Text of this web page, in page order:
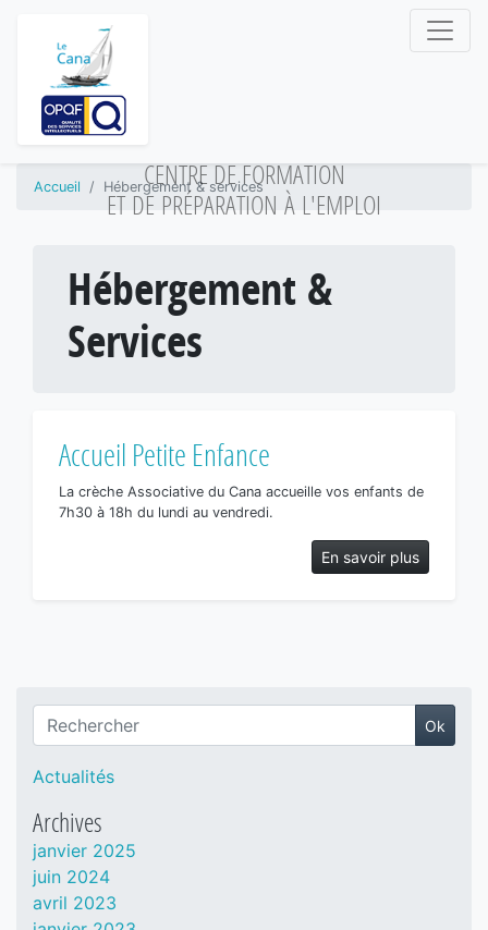
CENTRE DE FORMATION
ET DE PRÉPARATION À L'EMPLOI
Accueil Hébergement & services
Hébergement &
Services
Accueil Petite Enfance
La crèche Associative du Cana accueille vos enfants de
7h30 à 18h du lundi au vendredi.
En savoir plus
Recherche
Ok
Actualités
Archives
janvier 2025
juin 2024
avril 2023